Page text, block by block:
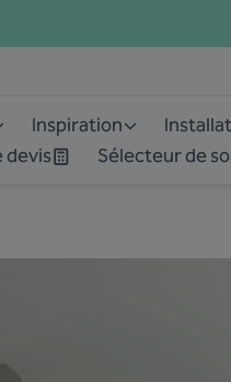
Inspiration
devis
Sélecteur de